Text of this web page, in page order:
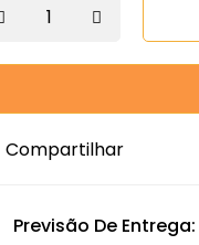
Compartilhar
Previsão De Entrega: